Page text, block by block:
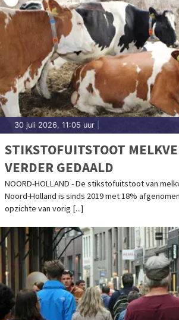
30 juli 2026, 11:05 uur
STIKSTOFUITSTOOT
VERDER GEDAALD
NOORD-HOLLAND - De stikstofuitstoot van
Noord-Holland is sinds 2019 met 18%
opzichte van vorig [...]